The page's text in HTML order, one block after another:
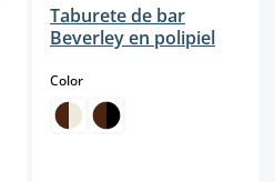
Taburete de bar
Beverley en polipiel
Colorselect